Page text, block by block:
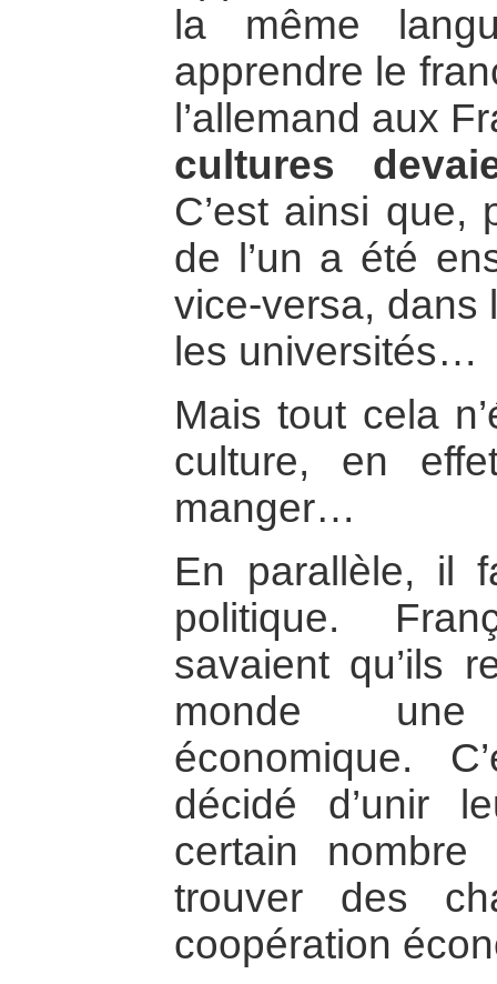
la même
apprendre le
l’allemand aux
cultures
C’est ainsi que,
de l’un a été
vice-versa, dans
les universités…
Mais tout cela
culture, en
manger…
En parallèle, il
politique.
savaient qu’ils
monde
économique.
décidé d’unir
certain
trouver des
coopération